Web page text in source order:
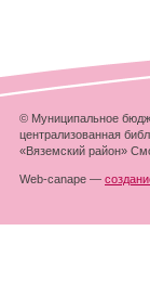
© Муниципальное
централизованная
«Вяземский район»
Web-canape —